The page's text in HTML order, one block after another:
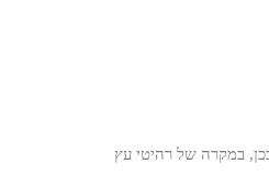
במקרה של רהיטי עץ